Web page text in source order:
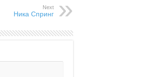
Next
Ника Спринг